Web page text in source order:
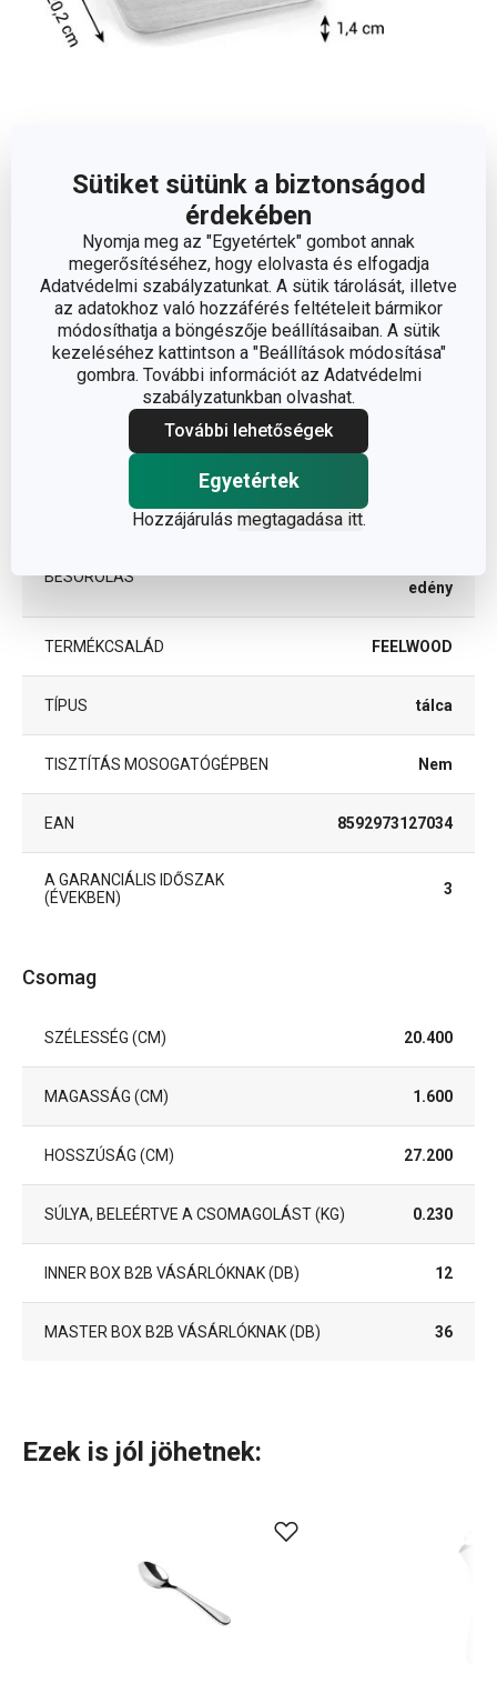
Sütiket sütünk a biztonságod
érdekében
Nyomja meg az "Egyetértek" gombot annak
megerősítéséhez, hogy elolvasta és elfogadja
Adatvédelmi szabályzatunkat. A sütik tárolását, illetve
az adatokhoz való hozzáférés feltételeit bármikor
módosíthatja a böngészője beállításaiban. A sütik
kezeléséhez kattintson a "Beállítások módosítása"
gombra. További információt az Adatvédelmi
szabályzatunkban olvashat.
További lehetőségek
Egyetértek
Hozzájárulás megtagadása itt.
Méretek
A TERMÉK MAGASSÁGA (CM)
A TERMÉK SZÉLESSÉGE (CM) 20.2
A TERMÉK HOSSZA (CM) 27.2
Egyéb paraméterek
BESOROLÁS
edény
TERMÉKCSALÁD FEELWOOD
TÍPUS tálca
TISZTÍTÁS MOSOGATÓGÉPBEN Nem
EAN 8592973127034
A GARANCIÁLIS IDŐSZAK
(ÉVEKBEN)
3
Csomag
SZÉLESSÉG (CM) 20.400
MAGASSÁG (CM) 1.600
HOSSZÚSÁG (CM) 27.200
SÚLYA, BELEÉRTVE A CSOMAGOLÁST (KG) 0.230
INNER BOX B2B VÁSÁRLÓKNAK (DB) 12
MASTER BOX B2B VÁSÁRLÓKNAK (DB) 36
Ezek is jól jöhetnek: